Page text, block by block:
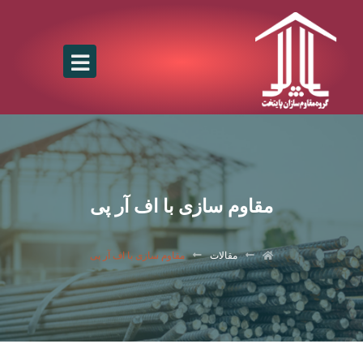
مقاوم سازی با اف آر پی
مقالات مقاوم سازی با اف آر پی